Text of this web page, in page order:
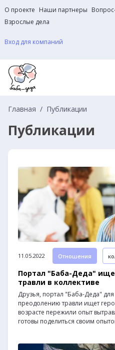
О проекте Наши партнеры
Взрослые дела
Вход для компаний
Главная Публикации
Публикации
11.05.2022 Отношения
Портал "Баба-Деда"
травли в коллективе
Друзья, портал "Баба-Деда"
преодолению травли ищет
возрасте пережили опыт
готовы поделиться своим